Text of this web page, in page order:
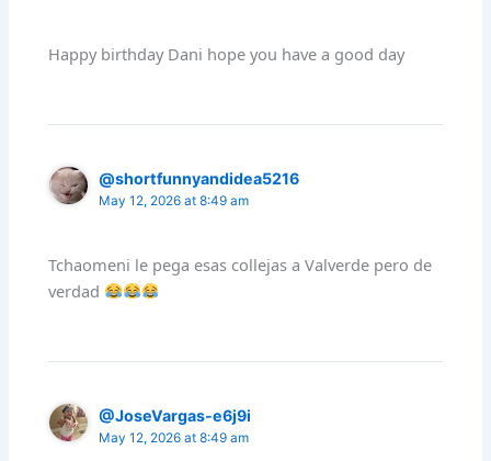
Happy birthday Dani hope you have a good day
@shortfunnyandidea5216
May 12, 2026 at 8:49 am
Tchaomeni le pega esas collejas a Valverde pero de
verdad
@JoseVargas-e6j9i
May 12, 2026 at 8:49 am